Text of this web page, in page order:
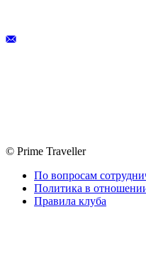
© Prime Traveller
По вопросам
Политика в
Правила клуба